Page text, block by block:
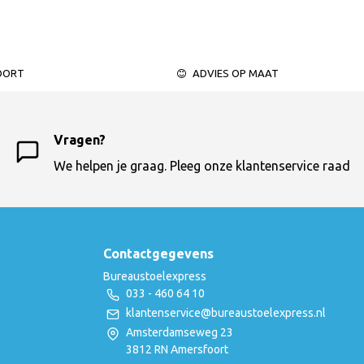
ADVIES OP MAAT
Vragen?
We helpen je graag. Pleeg onze klantenservice raad
Contactgegevens
Bureaustoelexpress
033 - 460 64 10
klantenservice@bureaustoelexpress.nl
Amsterdamseweg 23
3812 RN Amersfoort